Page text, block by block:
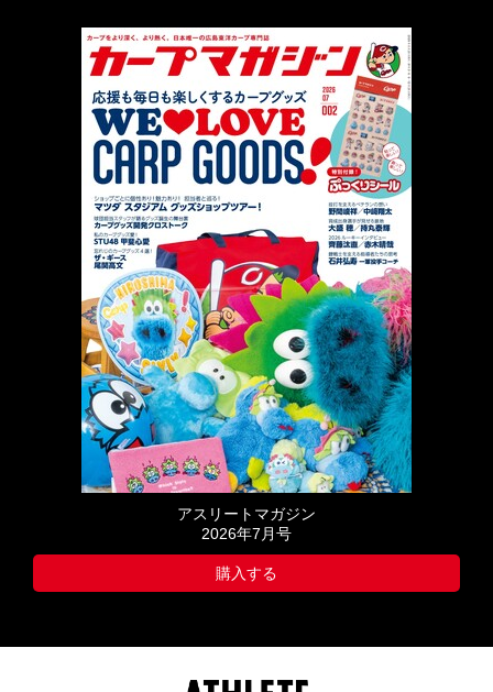
アスリートマガジン
2026年7月号
購入する